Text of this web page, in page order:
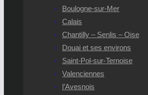
Boulogne-sur-Mer
Calais
Chantilly – Senlis – Oise
Douai et ses environs
Saint-Pol-sur-Ternoise
Valenciennes
l’Avesnois